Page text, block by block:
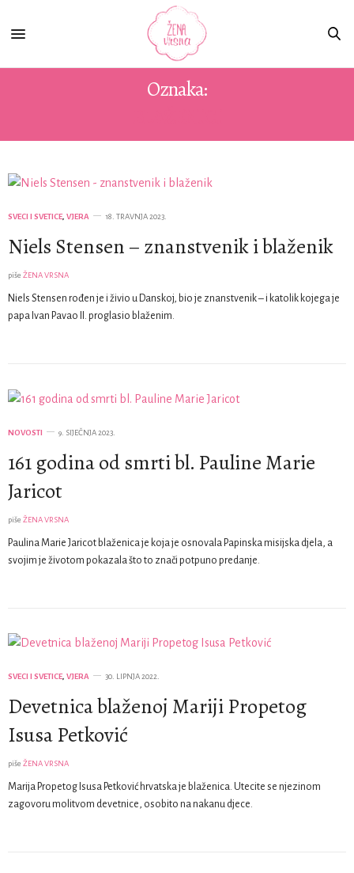
Oznaka:
SVECI I SVETICE, VJERA 18. TRAVNJA 2023.
Niels Stensen – znanstvenik i blaženik
piše ŽENA VRSNA
Niels Stensen rođen je i živio u Danskoj, bio je znanstvenik – i katolik kojega je
papa Ivan Pavao II. proglasio blaženim.
NOVOSTI 9. SIJEČNJA 2023.
161 godina od smrti bl. Pauline Marie
Jaricot
piše ŽENA VRSNA
Paulina Marie Jaricot blaženica je koja je osnovala Papinska misijska djela, a
svojim je životom pokazala što to znači potpuno predanje.
SVECI I SVETICE, VJERA 30. LIPNJA 2022.
Devetnica blaženoj Mariji Propetog
Isusa Petković
piše ŽENA VRSNA
Marija Propetog Isusa Petković hrvatska je blaženica. Utecite se njezinom
zagovoru molitvom devetnice, osobito na nakanu djece.